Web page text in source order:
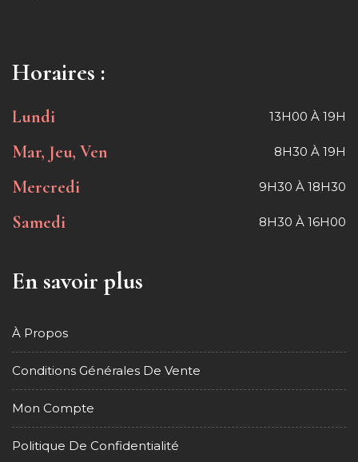
Horaires :
Lundi 13H00 À 19H
Mar, Jeu, Ven 8H30 À 19H
Mercredi 9H30 À 18H30
Samedi 8H30 À 16H00
En savoir plus
À Propos
Conditions Générales De Vente
Mon Compte
Politique De Confidentialité